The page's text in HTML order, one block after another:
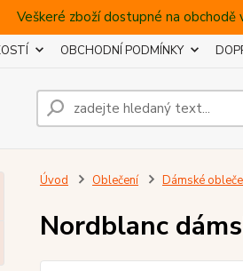
Veškeré zboží dostupné na
OBCHODNÍ PODMÍNKY
Úvod Oblečení Dámské
Nordblanc